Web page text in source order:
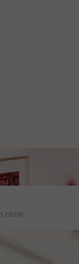
ritmo.